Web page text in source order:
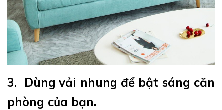
3. Dùng vải nhung để bật sáng căn
phòng của bạn.